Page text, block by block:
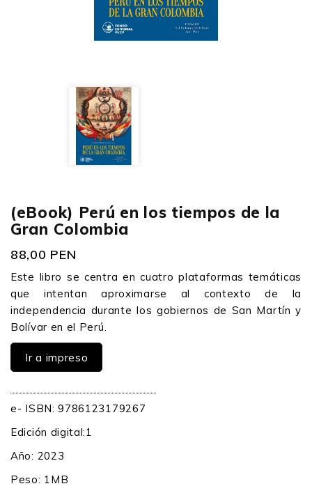
(eBook) Perú en los tiempos de la
Gran Colombia
88,00 PEN
Este libro se centra en cuatro plataformas temáticas
que intentan aproximarse al contexto de la
independencia durante los gobiernos de San Martín y
Bolívar en el Perú.
Ir a impreso
e- ISBN: 9786123179267
Edición digital:1
Año: 2023
Peso: 1MB